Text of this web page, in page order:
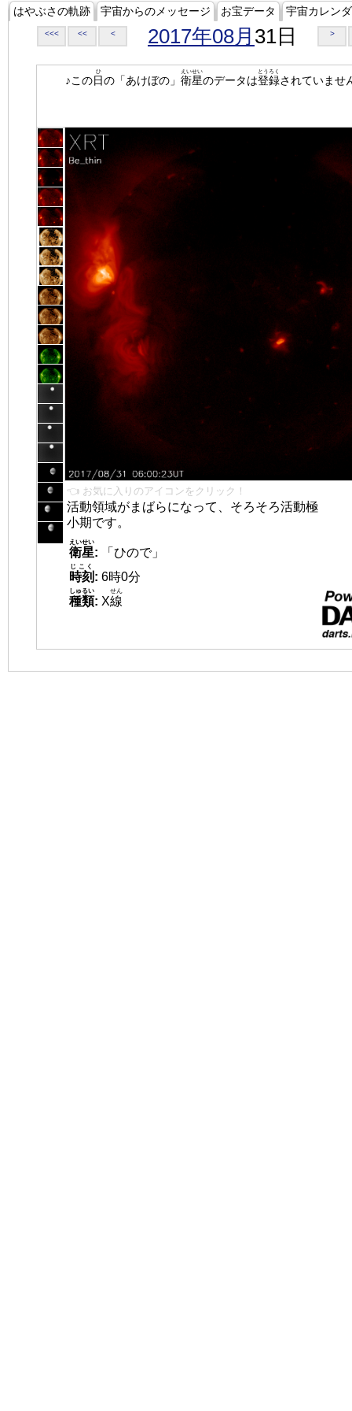
はやぶさの軌跡 宇宙からのメッセージ お宝データ 宇宙カレン
<<< << < 2017年08月 31日 >
♪この日
ひ
の「あけぼの」 衛星
えいせい
のデータは登録
とうろく
されていませ
👈 お気に入りのアイコンをクリック！
活動領域がまばらになって、そろそろ活動極
小期です。
衛星
えいせい
:
「ひので」
時刻
じこく
: 6時0分
種類
しゅるい
: X線
せん